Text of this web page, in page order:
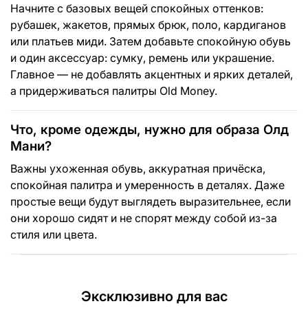
Начните с базовых вещей спокойных оттенков:
рубашек, жакетов, прямых брюк, поло, кардиганов
или платьев миди. Затем добавьте спокойную обувь
и один аксессуар: сумку, ремень или украшение.
Главное — не добавлять акцентных и ярких деталей,
а придерживаться палитры Old Money.
Что, кроме одежды, нужно для образа Олд
Мани?
Важны ухоженная обувь, аккуратная причёска,
спокойная палитра и умеренность в деталях. Даже
простые вещи будут выглядеть выразительнее, если
они хорошо сидят и не спорят между собой из-за
стиля или цвета.
Эксклюзивно для вас